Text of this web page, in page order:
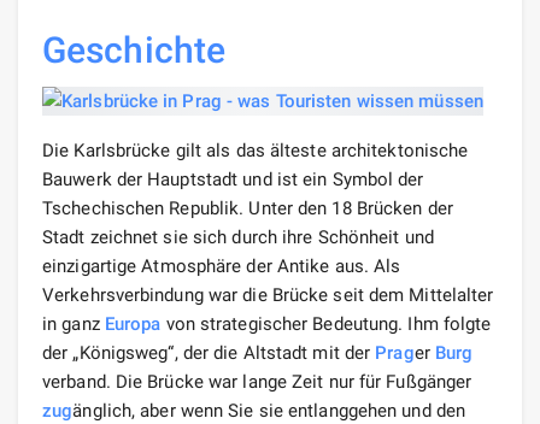
Geschichte
Die Karlsbrücke gilt als das älteste architektonische
Bauwerk der Hauptstadt und ist ein Symbol der
Tschechischen Republik. Unter den 18 Brücken der
Stadt zeichnet sie sich durch ihre Schönheit und
einzigartige Atmosphäre der Antike aus. Als
Verkehrsverbindung war die Brücke seit dem Mittelalter
in ganz Europa von strategischer Bedeutung. Ihm folgte
der „Königsweg“, der die Altstadt mit der Prager Burg
verband. Die Brücke war lange Zeit nur für Fußgänger
zugänglich, aber wenn Sie sie entlanggehen und den